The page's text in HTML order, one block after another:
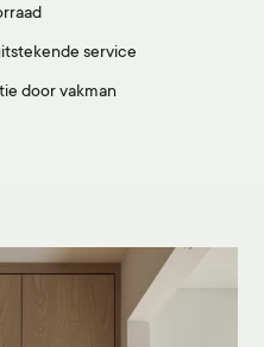
service
door vakman